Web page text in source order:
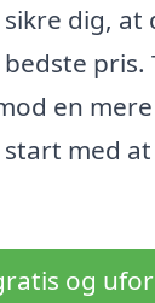
dig,
pris.
en
med
og